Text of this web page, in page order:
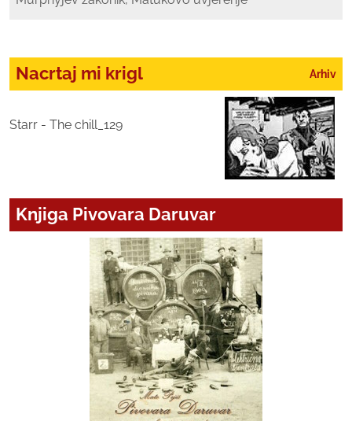
Arhiv
Nacrtaj mi krigl
Starr - The chill_129
Knjiga Pivovara Daruvar